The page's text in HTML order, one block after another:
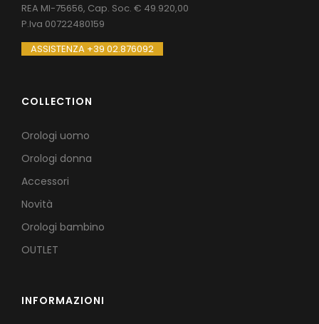
REA MI-75656, Cap. Soc. € 49.920,00
P.Iva 00722480159
ASSISTENZA +39 02.876092
COLLECTION
Orologi uomo
Orologi donna
Accessori
Novità
Orologi bambino
OUTLET
INFORMAZIONI